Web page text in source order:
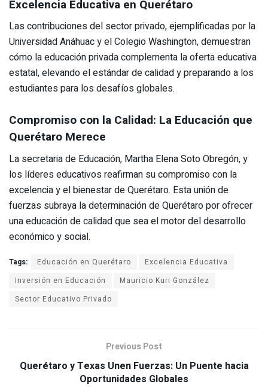
Excelencia Educativa en Querétaro
Las contribuciones del sector privado, ejemplificadas por la
Universidad Anáhuac y el Colegio Washington, demuestran
cómo la educación privada complementa la oferta educativa
estatal, elevando el estándar de calidad y preparando a los
estudiantes para los desafíos globales.
Compromiso con la Calidad: La Educación que
Querétaro Merece
La secretaria de Educación, Martha Elena Soto Obregón, y
los líderes educativos reafirman su compromiso con la
excelencia y el bienestar de Querétaro. Esta unión de
fuerzas subraya la determinación de Querétaro por ofrecer
una educación de calidad que sea el motor del desarrollo
económico y social.
Tags: Educación en Querétaro
Excelencia Educativa
Inversión en Educación
Mauricio Kuri González
Sector Educativo Privado
Previous Post
Querétaro y Texas Unen Fuerzas: Un Puente hacia
Oportunidades Globales